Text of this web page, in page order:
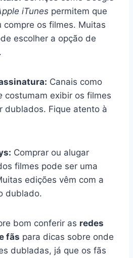
iTunes permitem que
compre os filmes. Muitas
escolher a opção de
Canais como
costumam exibir os filmes
dublados. Fique atento à
Comprar ou alugar
filmes pode ser uma
edições vêm com a
dublado.
bom conferir as redes
fãs para dicas sobre onde
dubladas, já que os fãs